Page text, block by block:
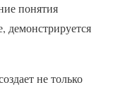
понятия
демонстрируется
не только